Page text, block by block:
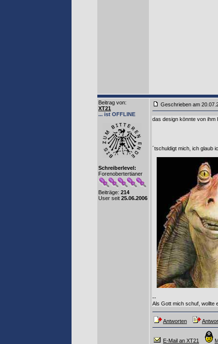
Beitrag von:
XT21
... ist OFFLINE
Schreiberlevel:
Forenobertertianer
Beiträge: 214
User seit 25.06.2006
Geschrieben am
das design könnte von ihm
´tschuldigt mich, ich glaub
--
Als Gott mich schuf, wollte
Antworten
E-Mail an XT21